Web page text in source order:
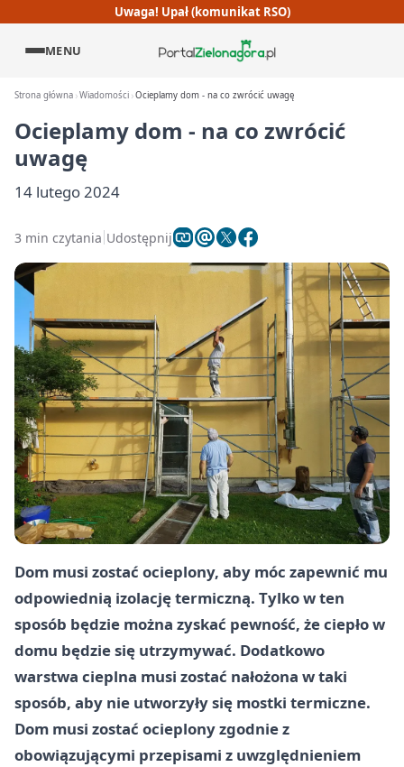
Uwaga! Upał (komunikat RSO)
MENU
Strona główna Wiadomości Ocieplamy dom - na co zwrócić uwagę
Ocieplamy dom - na co zwrócić
uwagę
14 lutego 2024
3 min czytania Udostępnij
Dom musi zostać ocieplony, aby móc zapewnić mu
odpowiednią izolację termiczną. Tylko w ten
sposób będzie można zyskać pewność, że ciepło w
domu będzie się utrzymywać. Dodatkowo
warstwa cieplna musi zostać nałożona w taki
sposób, aby nie utworzyły się mostki termiczne.
Dom musi zostać ocieplony zgodnie z
obowiązującymi przepisami z uwzględnieniem